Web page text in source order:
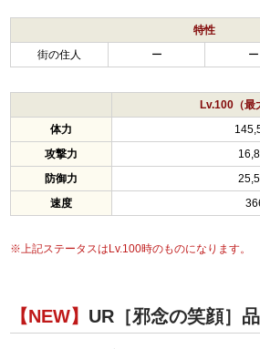
特性
街の住人
ー ー
Lv.100（最
体力
攻撃力
防御力
速度
※上記ステータスはLv.100時のものになります。
【NEW】 UR［邪念の笑顔］